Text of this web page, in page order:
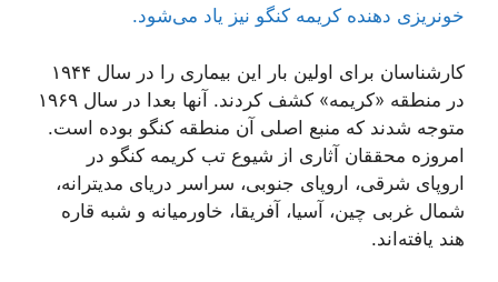
خونریزی دهنده کریمه کنگو نیز یاد می‌شود.
کارشناسان برای اولین بار این بیماری را در سال ١٩۴۴
در منطقه «کریمه» کشف کردند. آنھا بعدا در سال ١٩۶٩
متوجه شدند که منبع اصلی آن منطقه کنگو بوده است.
امروزه محققان آثاری از شیوع تب کریمه کنگو در
اروپای شرقی، اروپای جنوبی، سراسر دریای مدیترانه،
شمال غربی چین، آسیا، آفریقا، خاورمیانه و شبه قاره
هند یافته‌اند.